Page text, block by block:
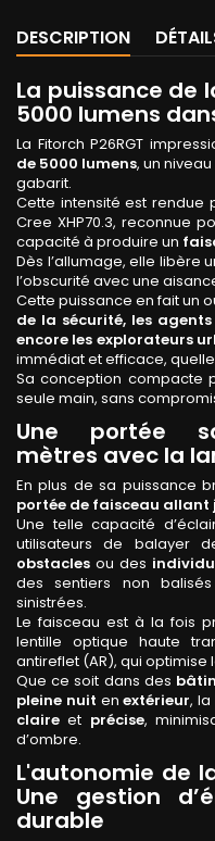
DESCRIPTION
La puissance de
5000 lumens
La Fitorch P26RGT
de 5000 lumens, un
gabarit.
Cette intensité est rendue
Cree XHP70.3, reconnue
capacité à produire un
Dès l’allumage, elle libère
l’obscurité avec une
Cette puissance en fait un
de la sécurité, les
encore les explorateurs
immédiat et efficace,
Sa conception compacte
seule main, sans
Une portée
mètres avec la
En plus de sa puissance
portée de faisceau allant
Une telle capacité
utilisateurs de balayer
obstacles ou des
des sentiers non
sinistrées.
Le faisceau est à la fois
lentille optique haute
antireflet (AR), qui
Que ce soit dans des
pleine nuit enextérieur, la
claire et précise,
d’ombre.
L'autonomie de
Une gestion
durable